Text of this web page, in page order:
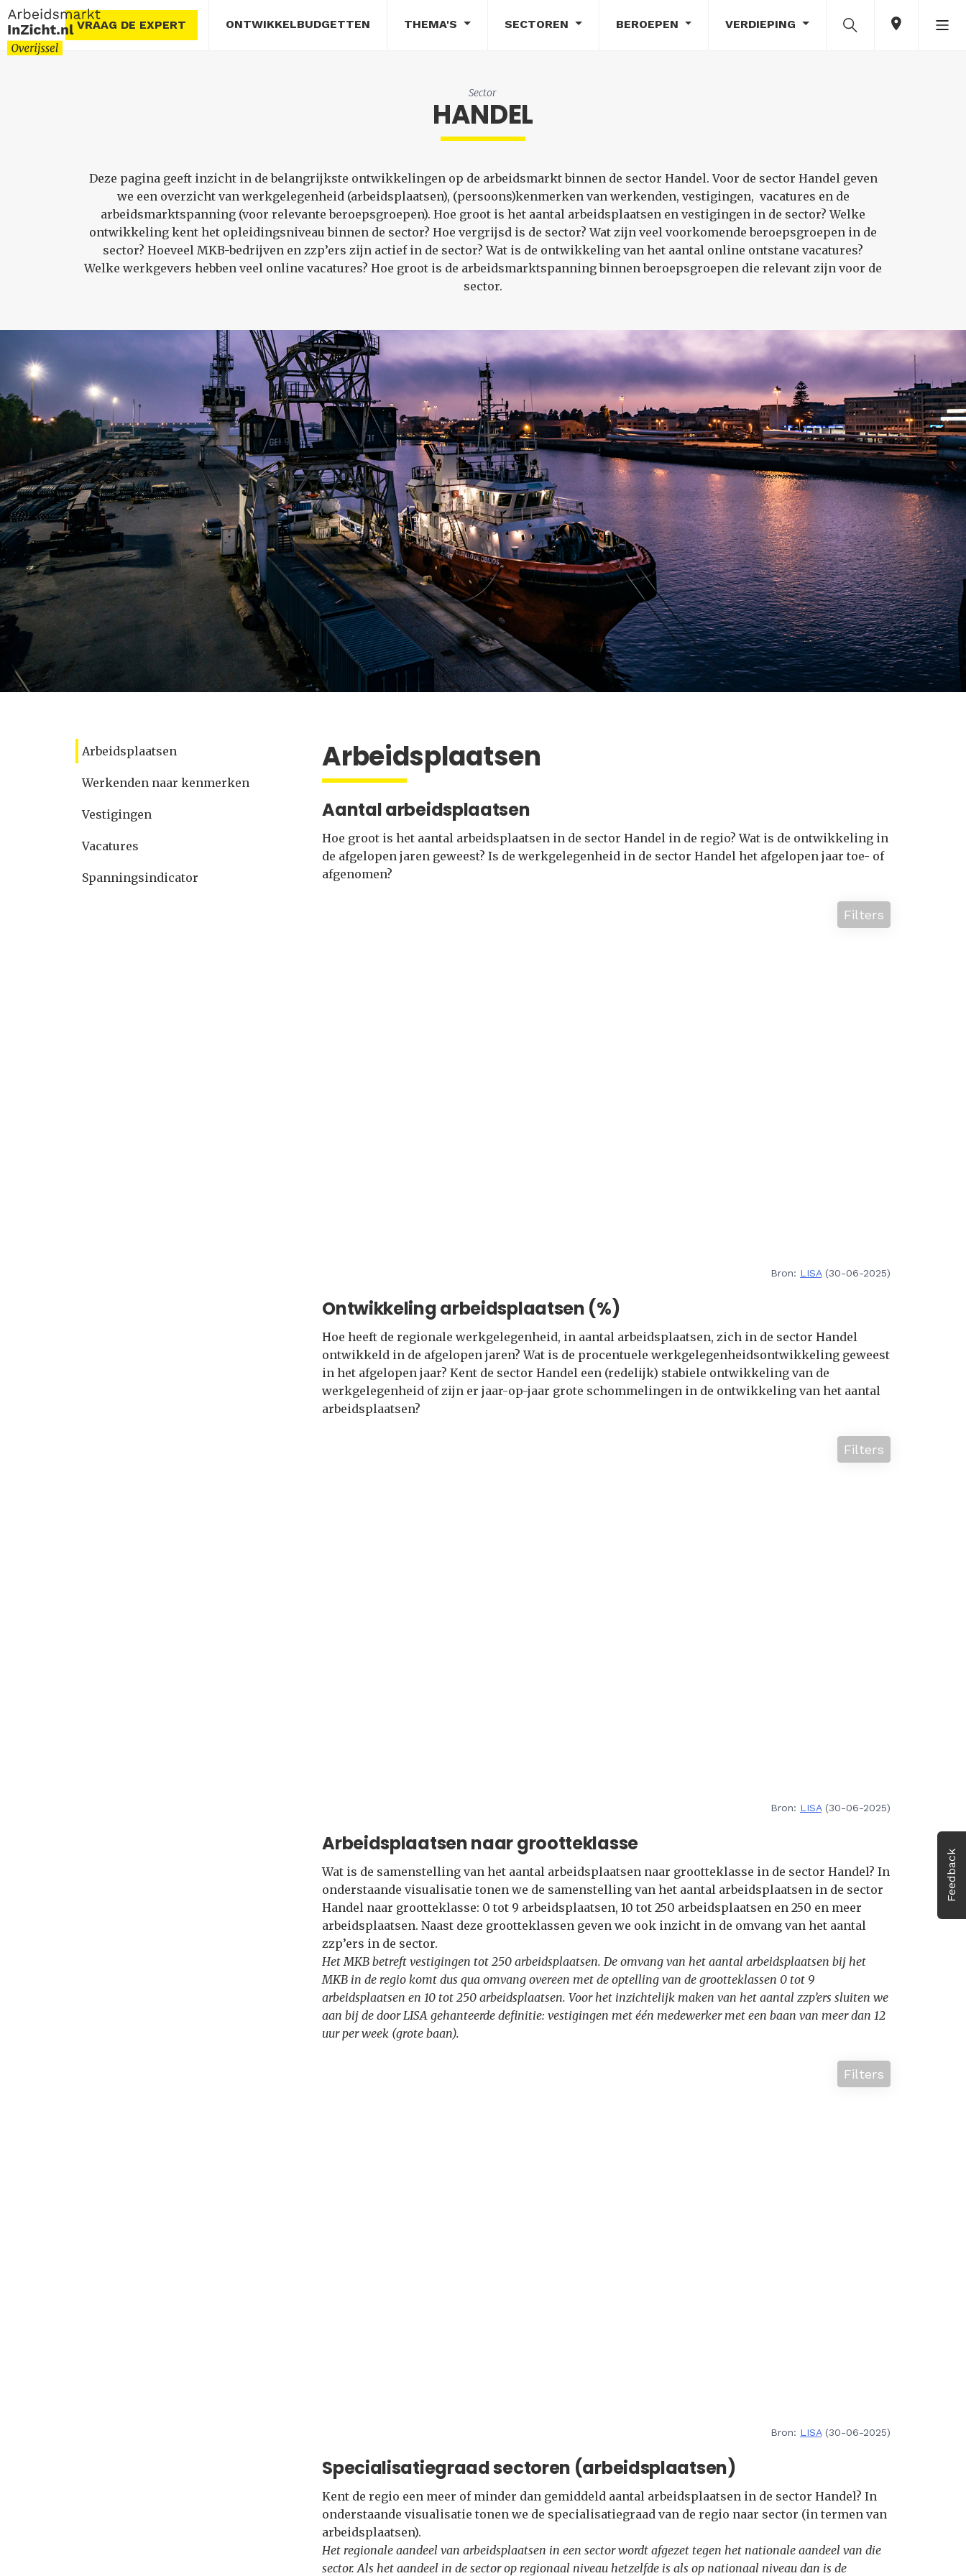
VRAAG DE EXPERT ONTWIKKELBUDGETTEN THEMA'S SECTOREN BEROEPEN VERDIEPING
Feedback
Sector
HANDEL
Deze pagina geeft inzicht in de belangrijkste ontwikkelingen op de arbeidsmarkt binnen de sector Handel. Voor de sector Handel geven
we een overzicht van werkgelegenheid (arbeidsplaatsen), (persoons)kenmerken van werkenden, vestigingen, vacatures en de
arbeidsmarktspanning (voor relevante beroepsgroepen). Hoe groot is het aantal arbeidsplaatsen en vestigingen in de sector? Welke
ontwikkeling kent het opleidingsniveau binnen de sector? Hoe vergrijsd is de sector? Wat zijn veel voorkomende beroepsgroepen in de
sector? Hoeveel MKB-bedrijven en zzp’ers zijn actief in de sector? Wat is de ontwikkeling van het aantal online ontstane vacatures?
Welke werkgevers hebben veel online vacatures? Hoe groot is de arbeidsmarktspanning binnen beroepsgroepen die relevant zijn voor de
sector.
Arbeidsplaatsen
Werkenden naar kenmerken
Vestigingen
Vacatures
Spanningsindicator
Arbeidsplaatsen
Aantal arbeidsplaatsen
Hoe groot is het aantal arbeidsplaatsen in de sector Handel in de regio? Wat is de ontwikkeling in
de afgelopen jaren geweest? Is de werkgelegenheid in de sector Handel het afgelopen jaar toe- of
afgenomen?
Filters
Bron: LISA(30-06-2025)
Ontwikkeling arbeidsplaatsen (%)
Hoe heeft de regionale werkgelegenheid, in aantal arbeidsplaatsen, zich in de sector Handel
ontwikkeld in de afgelopen jaren? Wat is de procentuele werkgelegenheidsontwikkeling geweest
in het afgelopen jaar? Kent de sector Handel een (redelijk) stabiele ontwikkeling van de
werkgelegenheid of zijn er jaar-op-jaar grote schommelingen in de ontwikkeling van het aantal
arbeidsplaatsen?
Filters
Bron: LISA(30-06-2025)
Arbeidsplaatsen naar grootteklasse
Wat is de samenstelling van het aantal arbeidsplaatsen naar grootteklasse in de sector Handel? In
onderstaande visualisatie tonen we de samenstelling van het aantal arbeidsplaatsen in de sector
Handel naar grootteklasse: 0 tot 9 arbeidsplaatsen, 10 tot 250 arbeidsplaatsen en 250 en meer
arbeidsplaatsen. Naast deze grootteklassen geven we ook inzicht in de omvang van het aantal
zzp’ers in de sector.
Het MKB betreft vestigingen tot 250 arbeidsplaatsen. De omvang van het aantal arbeidsplaatsen bij het
MKB in de regio komt dus qua omvang overeen met de optelling van de grootteklassen 0 tot 9
arbeidsplaatsen en 10 tot 250 arbeidsplaatsen. Voor het inzichtelijk maken van het aantal zzp’ers sluiten we
aan bij de door LISA gehanteerde definitie: vestigingen met één medewerker met een baan van meer dan 12
uur per week (grote baan).
Filters
Bron: LISA(30-06-2025)
Specialisatiegraad sectoren (arbeidsplaatsen)
Kent de regio een meer of minder dan gemiddeld aantal arbeidsplaatsen in de sector Handel? In
onderstaande visualisatie tonen we de specialisatiegraad van de regio naar sector (in termen van
arbeidsplaatsen).
Het regionale aandeel van arbeidsplaatsen in een sector wordt afgezet tegen het nationale aandeel van die
sector. Als het aandeel in de sector op regionaal niveau hetzelfde is als op nationaal niveau dan is de